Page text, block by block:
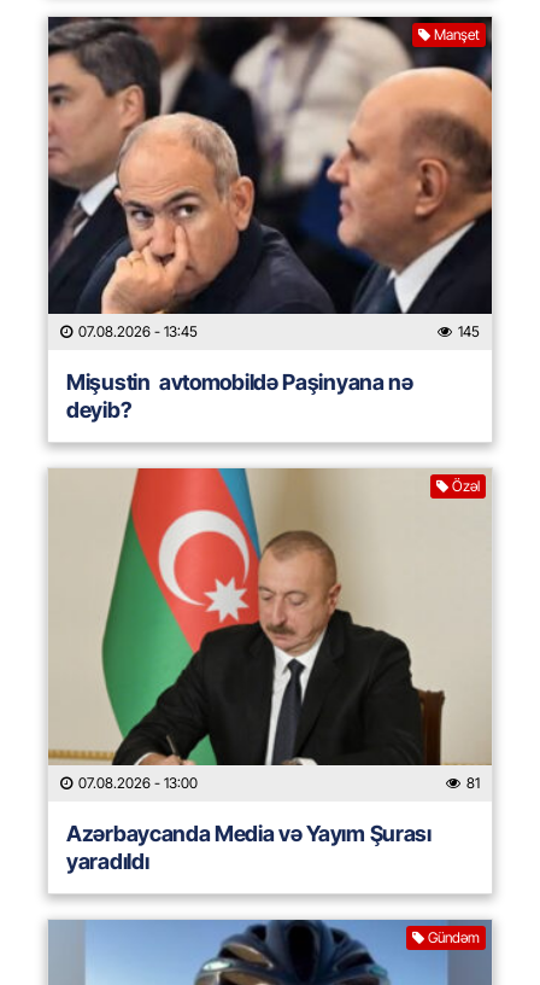
Manşet
07.08.2026 - 13:45 145
Mişustin avtomobildə Paşinyana nə
deyib?
Özəl
07.08.2026 - 13:00 81
Azərbaycanda Media və Yayım Şurası
yaradıldı
Gündəm